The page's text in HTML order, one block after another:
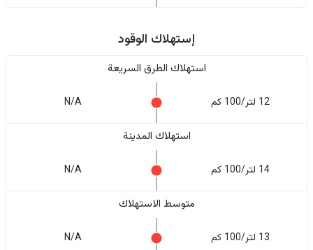
إستهلاك الوقود
استهلاك الطرق السريعة
12 لتر/100 كم N/A
استهلاك المدينة
14 لتر/100 كم N/A
متوسط الاستهلاك
13 لتر/100 كم N/A